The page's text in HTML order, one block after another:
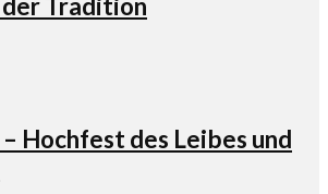
der Tradition
Hochfest des Leibes und